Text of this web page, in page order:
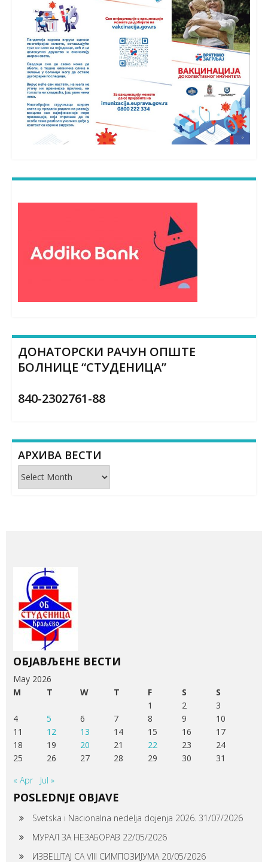
ДОНАТОРСКИ РАЧУН ОПШТЕ
БОЛНИЦЕ “СТУДЕНИЦА”
840-2302761-88
АРХИВА ВЕСТИ
Архива
вести
ОБЈАВЉЕНЕ ВЕСТИ
May 2026
M
T W T F S
S
1
2
3
4
5 6 7 8 9
10
11
12 13 14 15 16
17
18
19 20 21 22 23
24
25
26 27 28 29 30
31
« Apr
Jul »
POSLEDNJE OBJAVE
Svetska i Nacionalna nedelja dojenja 2026. 31/07/2026
МУРАЛ ЗА НЕЗАБОРАВ 22/05/2026
ИЗВЕШТАЈ СА VIII СИМПОЗИЈУМА 20/05/2026